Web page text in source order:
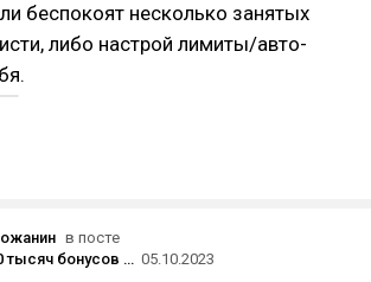
беспокоят несколько занятых
либо настрой лимиты/авто-
в посте
Получить 30 тысяч бонусов для продвижения на «Мегамаркете» 05.10.2023